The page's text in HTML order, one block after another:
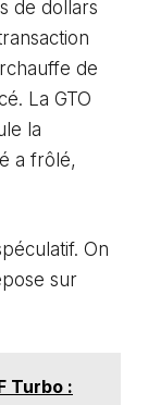
de dollars
de
La GTO
la
a frôlé,
On
sur
Turbo :